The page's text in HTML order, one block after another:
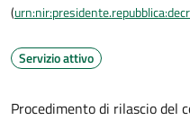
(
Servizio attivo
Procedimento di rilascio del